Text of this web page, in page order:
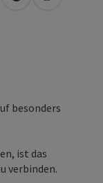
besonders
ist das
verbinden.